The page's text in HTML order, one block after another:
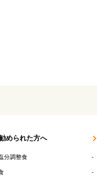
められた方へ
分調整食